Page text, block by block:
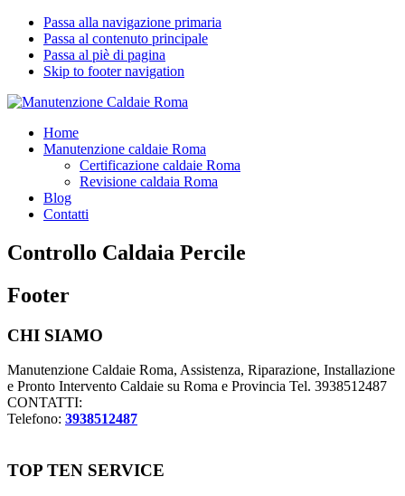
Passa alla navigazione primaria
Passa al contenuto principale
Passa al piè di pagina
Skip to footer navigation
Manutenzione Caldaie Roma
Pronto Intervento Caldaie Roma
Home
Manutenzione caldaie Roma
Certificazione caldaie Roma
Revisione caldaia Roma
Blog
Contatti
Controllo Caldaia Percile
Footer
CHI SIAMO
Manutenzione Caldaie Roma, Assistenza, Riparazione, Installazione
e Pronto Intervento Caldaie su Roma e Provincia Tel. 3938512487
CONTATTI:
Telefono: 3938512487
TOP TEN SERVICE